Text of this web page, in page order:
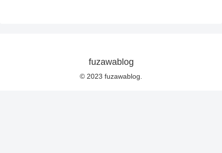
fuzawablog
© 2023 fuzawablog.